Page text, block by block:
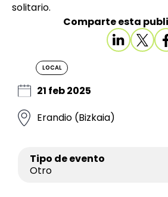
solitario.
Comparte esta
LOCAL
21 feb 2025
Erandio (Bizkaia)
Tipo de evento
Otro